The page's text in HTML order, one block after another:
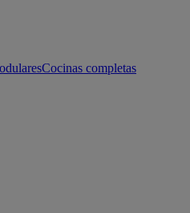
Cocinas completas